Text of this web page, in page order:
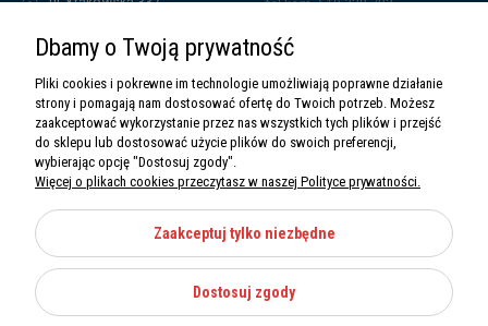
Sawim Group Mariusz Zdyb sp. k.
NIP: 5130284470
REGON: 5246591010
tel.kom. 519 338 793
O nas
Informacje
Moje konto
Kategorie
Dbamy o Twoją prywatność
Pliki cookies i pokrewne im technologie umożliwiają poprawne działanie
strony i pomagają nam dostosować ofertę do Twoich potrzeb. Możesz
zaakceptować wykorzystanie przez nas wszystkich tych plików i przejść
do sklepu lub dostosować użycie plików do swoich preferencji,
wybierając opcję "Dostosuj zgody".
Więcej o plikach cookies przeczytasz w naszej Polityce prywatności.
Zaakceptuj tylko niezbędne
Dostosuj zgody